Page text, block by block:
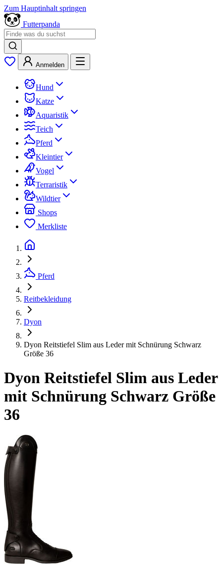
Zum Hauptinhalt springen
Futterpanda
Anmelden
Hund
Katze
Aquaristik
Teich
Pferd
Kleintier
Vogel
Terraristik
Wildtier
Shops
Merkliste
Pferd
Reitbekleidung
Dyon
Dyon Reitstiefel Slim aus Leder mit Schnürung Schwarz
Größe 36
Dyon Reitstiefel Slim aus Leder
mit Schnürung Schwarz Größe
36